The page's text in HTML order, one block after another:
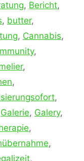
, Bericht,
, butter,
, Cannabis,
,
,
,
,
Galerie, Galery,
,
,
,